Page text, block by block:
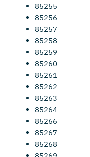
85255
85256
85257
85258
85259
85260
85261
85262
85263
85264
85266
85267
85268